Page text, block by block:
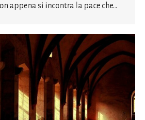
appena si incontra la pace che…